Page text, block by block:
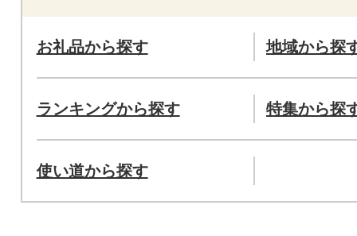
お礼品から探す 地域から探
ランキングから探す 特集から探
使い道から探す